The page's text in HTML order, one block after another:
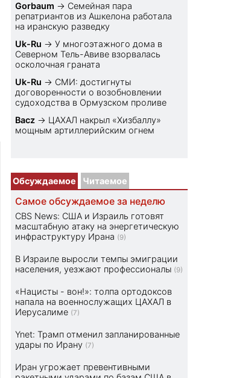
Gorbaum → Семейная пара
репатриантов из Ашкелона работала
на иранскую разведку
Uk-Ru →У многоэтажного дома в
Северном Тель-Авиве взорвалась
осколочная граната
Uk-Ru → СМИ: достигнуты
договоренности о возобновлении
судоходства в Ормузском проливе
Bacz → ЦАХАЛ накрыл «Хизбаллу»
мощным артиллерийским огнем
Обсуждаемое Читаемое
Самое обсуждаемое за неделю
CBS News: США и Израиль готовят
масштабную атаку на энергетическую
инфраструктуру Ирана (9)
В Израиле выросли темпы эмиграции
населения, уезжают профессионалы (9)
«Нацисты - вон!»: толпа ортодоксов
напала на военнослужащих ЦАХАЛ в
Иерусалиме (7)
Ynet: Трамп отменил запланированные
удары по Ирану (7)
Иран угрожает превентивными